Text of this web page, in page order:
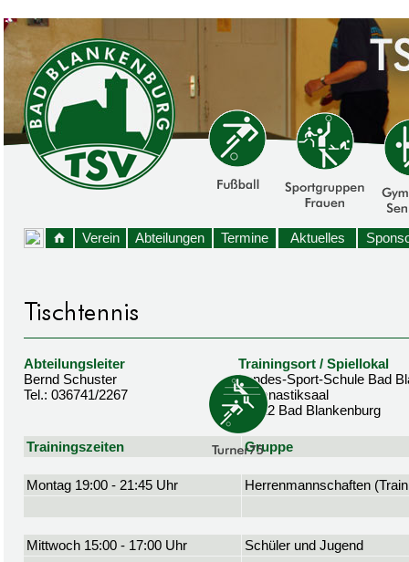
Verein Abteilungen Termine Aktuelles
Abteilungsleiter
Bernd Schuster
Tel.: 036741/2267
Trainingsort / Spiellokal
Landes-Sport-Schule Bad
Gymnastiksaal
07422 Bad Blankenburg
Trainingszeiten Gruppe
Montag 19:00 - 21:45 Uhr Herrenmannschaften
Mittwoch 15:00 - 17:00 Uhr Schüler und Jugend